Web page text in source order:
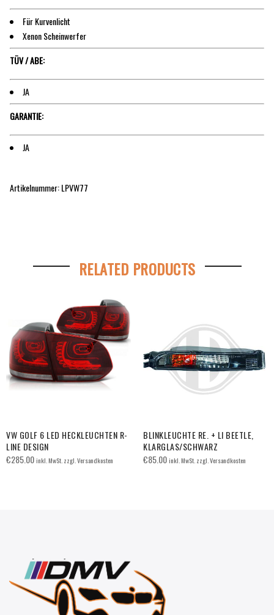
Für Kurvenlicht
Xenon Scheinwerfer
TÜV / ABE:
JA
GARANTIE:
JA
Artikelnummer: LPVW77
RELATED PRODUCTS
VW GOLF 6 LED HECKLEUCHTEN R-
LINE DESIGN
€285.00inkl. MwSt. zzgl. Versandkosten
BLINKLEUCHTE RE. + LI BEETLE,
KLARGLAS/SCHWARZ
€85.00inkl. MwSt. zzgl. Versandkosten